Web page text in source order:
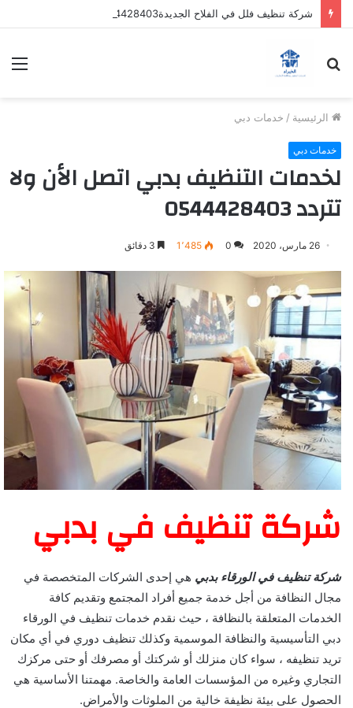
الرئيسية / خدمات دبي
خدمات دبي
لخدمات التنظيف بدبي اتصل الأن ولا
تتردد 0544428403
26 مارس، 2020 0 1٬485
شركة تنظيف في بدبي
شركة تنظيف في الورقاء بدبي هي إحدى الشركات المتخصصة في
مجال النظافة من أجل خدمة جميع أفراد المجتمع وتقديم كافة
الخدمات المتعلقة بالنظافة ، حيث نقدم خدمات تنظيف في الورقاء
دبي التأسيسية والنظافة الموسمية وكذلك تنظيف دوري في أي مكان
تريد تنظيفه ، سواء كان منزلك أو شركتك أو مصرفك أو حتى مركزك
التجاري وغيره من المؤسسات العامة والخاصة. مهمتنا الأساسية هي
الحصول على بيئة نظيفة خالية من الملوثات والأمراض.